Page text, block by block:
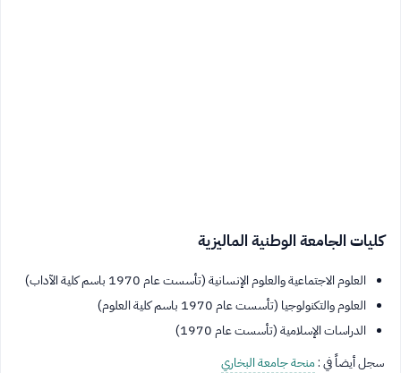
كليات الجامعة الوطنية الماليزية
العلوم الاجتماعية والعلوم الإنسانية (تأسست عام 1970 باسم كلية الآداب)
العلوم والتكنولوجيا (تأسست عام 1970 باسم كلية العلوم)
الدراسات الإسلامية (تأسست عام 1970)
سجل أيضاً في :منحة جامعة البخاري